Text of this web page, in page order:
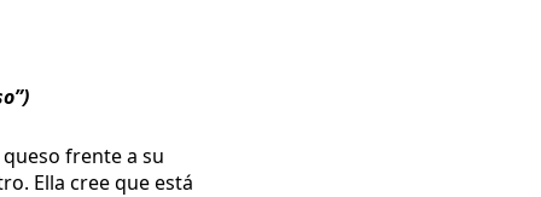
frente a su
Ella cree que está